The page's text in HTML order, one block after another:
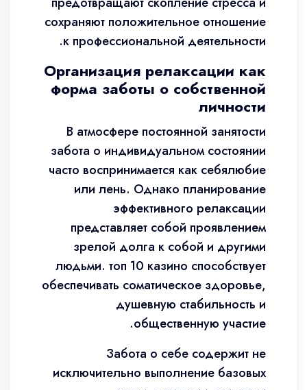
сохраняют положительное отношение
к профессиональной деятельности.
Организация релаксации как
форма заботы о собственной
личности
В атмосфере постоянной занятости
забота о индивидуальном состоянии
часто воспринимается как себялюбие
или лень. Однако планирование
эффективного релаксации
представляет собой проявлением
зрелой долга к собой и другими
людьми. топ 10 казино способствует
обеспечивать соматическое здоровье,
душевную стабильность и
общественную участие.
Забота о себе содержит не
исключительно выполнение базовых